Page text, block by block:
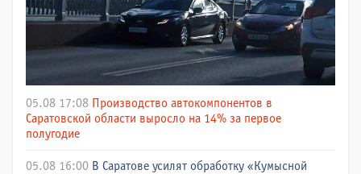
05.08 17:08 Производство автокомпонентов в
Саратовской области выросло на 14% за первое
полугодие
05.08 16:00 В Саратове усилят обработку «Кумысной